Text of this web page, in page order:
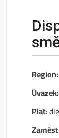
Region:
Úvazek:
Plat: